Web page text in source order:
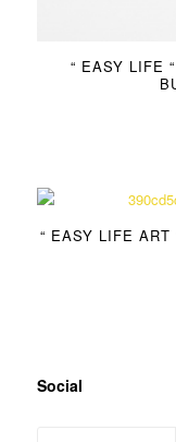
“ EASY LIFE
“ EASY LIFE ART
Social